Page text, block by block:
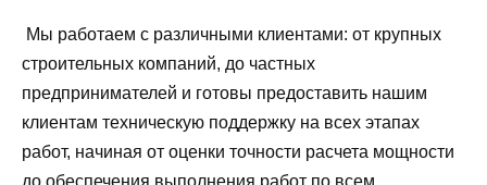
Мы работаем с различными клиентами: от крупных
строительных компаний, до частных
предпринимателей и готовы предоставить нашим
клиентам техническую поддержку на всех этапах
работ, начиная от оценки точности расчета мощности